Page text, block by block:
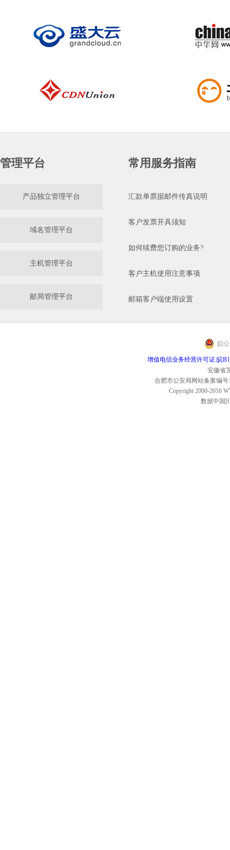
管理平台
产品独立管理平台
域名管理平台
主机管理平台
邮局管理平台
常用服务指南
汇款单票据邮件传真说明
客户发票开具须知
如何续费您订购的业务?
客户主机使用注意事项
邮箱客户端使用设置
皖公
增值电信业务经营许可证:皖
安徽省
合肥市公安局网站备案编号
Copyright 2000-2016
数据中国